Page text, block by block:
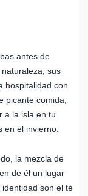
antes de
sus
hospitalidad con
picante comida,
a la isla en tu
en el invierno.
la mezcla de
de él un lugar
son el té